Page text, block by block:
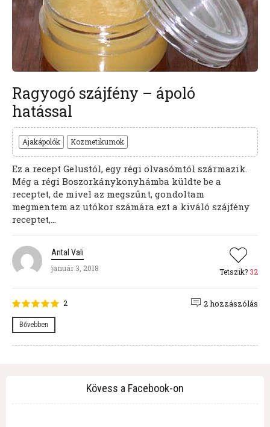
Ragyogó szájfény – ápoló
hatással
Ajakápolók Kozmetikumok
Ez a recept Gelustól, egy régi olvasómtól származik.
Még a régi Boszorkánykonyhámba küldte be a
receptet, de mivel az megszűnt, gondoltam
megmentem az utókor számára ezt a kiváló szájfény
receptet,...
Antal Vali
január 3, 2018
Tetszik? 32
2
Bővebben
2 hozzászólás
Kövess a Facebook-on